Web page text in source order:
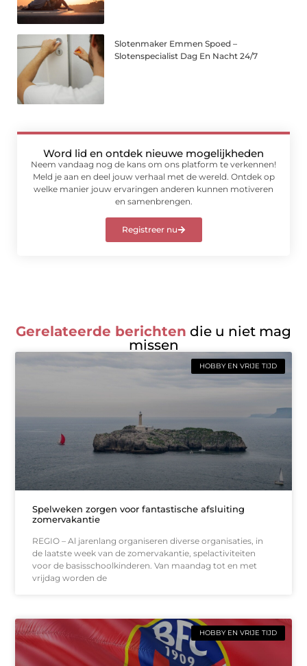
Slotenmaker Emmen Spoed –
Slotenspecialist Dag En Nacht 24/7
Word lid en ontdek nieuwe mogelijkheden
Neem vandaag nog de kans om ons platform te verkennen!
Meld je aan en deel jouw verhaal met de wereld. Ontdek op
welke manier jouw ervaringen anderen kunnen motiveren
en samenbrengen.
Registreer nu
Gerelateerde berichten die u niet mag
missen
HOBBY EN VRIJE TIJD
Spelweken zorgen voor fantastische afsluiting
zomervakantie
REGIO – Al jarenlang organiseren diverse organisaties, in
de laatste week van de zomervakantie, spelactiviteiten
voor de basisschoolkinderen. Van maandag tot en met
vrijdag worden de
HOBBY EN VRIJE TIJD